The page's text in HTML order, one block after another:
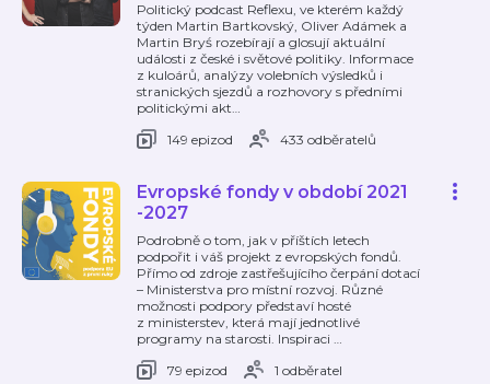
Politický podcast Reflexu, ve kterém každý
týden Martin Bartkovský, Oliver Adámek a
Martin Bryś rozebírají a glosují aktuální
události z české i světové politiky. Informace
z kuloárů, analýzy volebních výsledků i
stranických sjezdů a rozhovory s předními
politickými akt…
149 epizod
433 odběratelů
Evropské fondy v období 2021
-2027
Podrobně o tom, jak v příštích letech
podpořit i váš projekt z evropských fondů.
Přímo od zdroje zastřešujícího čerpání dotací
– Ministerstva pro místní rozvoj. Různé
možnosti podpory představí hosté
z ministerstev, která mají jednotlivé
programy na starosti. Inspiraci …
79 epizod
1 odběratel